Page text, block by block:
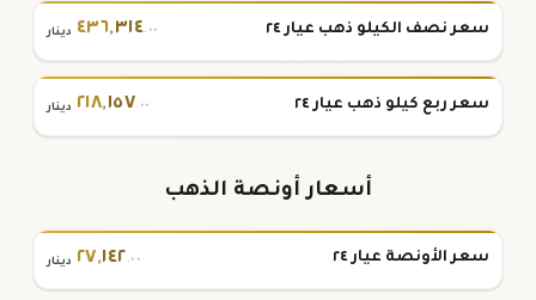
سعر نصف الكيلو ذهب عيار ٢٤ ٤٣٦,٣١٤.٠٠ دينار
سعر ربع كيلو ذهب عيار ٢٤ ٢١٨,١٥٧.٠٠ دينار
أسعار أونصة الذهب
سعر الأونصة عيار ٢٤ ٢٧,١٤٢.٠٠ دينار